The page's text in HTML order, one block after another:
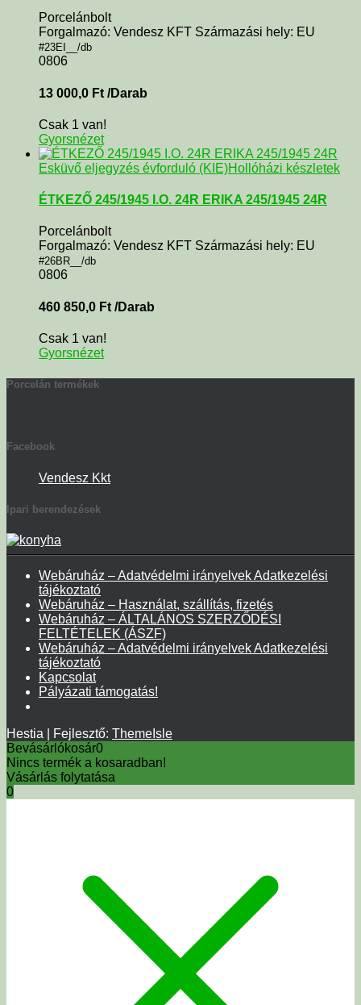
Porcelánbolt
Forgalmazó: Vendesz KFT Származási hely: EU
#23EI__/db
0806
13 000,0 Ft /Darab
Csak 1 van!
Gyorsnézet
Esküvő eljegyzés évforduló (KIE)Hollóházi készletek
ÉTKEZŐ 245/1945 I.O. 24R ERIKA 245/1945 24R
Porcelánbolt
Forgalmazó: Vendesz KFT Származási hely: EU
#26BR__/db
0806
460 850,0 Ft /Darab
Csak 1 van!
Gyorsnézet
Porcelán termékek
Facebook
Vendesz Kkt
Ipari berendezések
Webáruház – Adatvédelmi irányelvek Adatkezelési
tájékoztató
Webáruház – Használat, szállítás, fizetés
Webáruház – ÁLTALÁNOS SZERZŐDÉSI
FELTÉTELEK (ÁSZF)
Webáruház – Adatvédelmi irányelvek Adatkezelési
tájékoztató
Kapcsolat
Pályázati támogatás!
Hestia | Fejlesztő: ThemeIsle
Bevásárlókosár0
Nincs termék a kosaradban!
Vásárlás folytatása
0